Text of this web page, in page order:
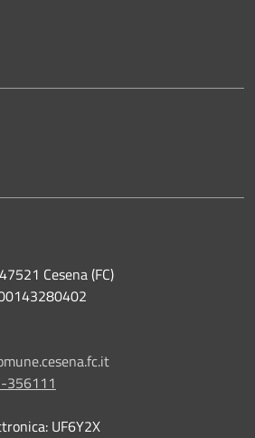
Cesena (FC)
356111
UF6Y2X